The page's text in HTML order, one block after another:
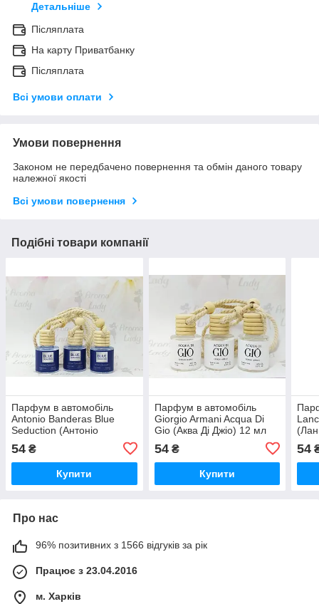
Детальніше
Післяплата
На карту Приватбанку
Післяплата
Всі умови оплати
Умови повернення
Законом не передбачено повернення та обмін даного товару
належної якості
Всі умови повернення
Подібні товари компанії
Парфум в автомобіль
Antonio Banderas Blue
Seduction (Антоніо
Бандерас Блю Седакшн)
12 мл
54 ₴
Купити
Парфум в автомобіль
Giorgio Armani Acqua Di
Gio (Аква Ді Джіо) 12 мл
54₴
Купити
54
Про нас
96% позитивних з 1566 відгуків за рік
Працює з 23.04.2016
м. Харків